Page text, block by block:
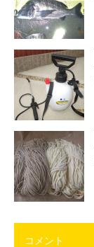
コメント